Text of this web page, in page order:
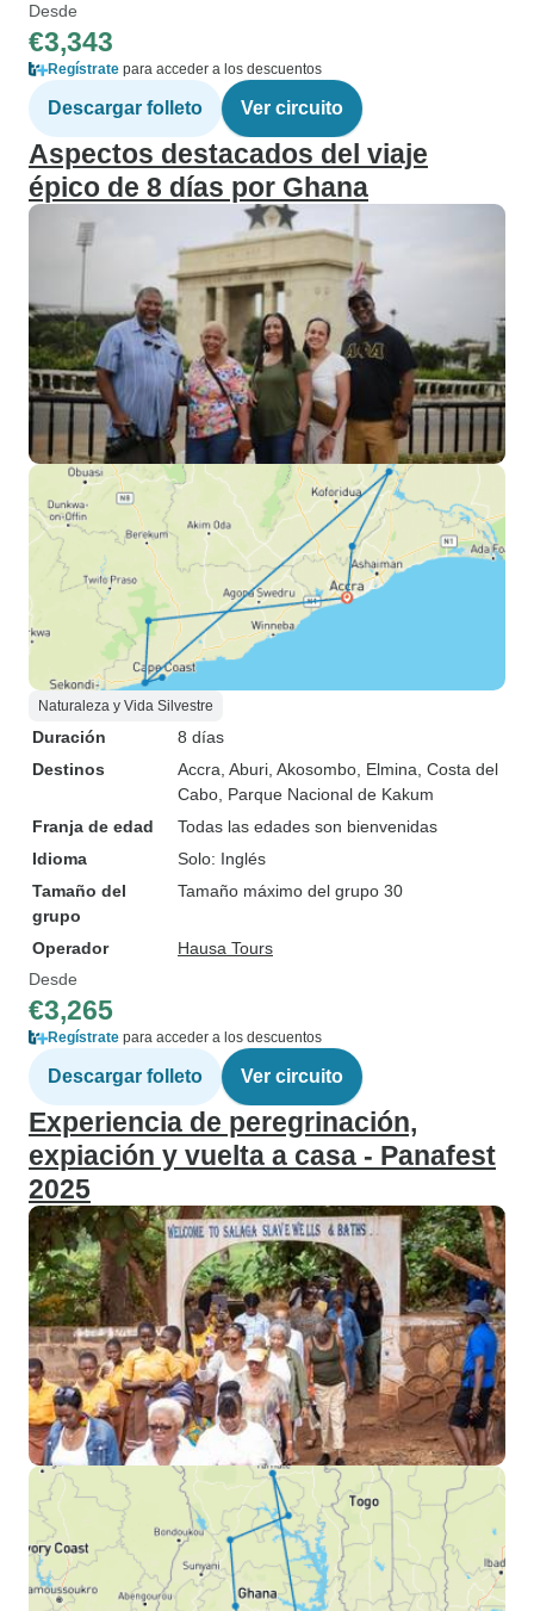
Desde
€3,343
Regístrate para acceder a los descuentos
Descargar folleto Ver circuito
Aspectos destacados del viaje
épico de 8 días por Ghana
Naturaleza y Vida Silvestre
Duración
8 días
Destinos
Accra , Aburi , Akosombo , Elmina , Costa del
Cabo , Parque Nacional de Kakum
Franja de edad
Todas las edades son bienvenidas
Idioma
Solo: Inglés
Tamaño del
grupo
Tamaño máximo del grupo 30
Operador
Hausa Tours
Desde
€3,265
Regístrate para acceder a los descuentos
Descargar folleto Ver circuito
Experiencia de peregrinación,
expiación y vuelta a casa - Panafest
2025